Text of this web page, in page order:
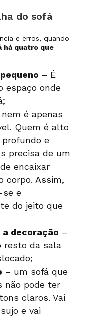
do sofá
e erros, quando
há quatro que
– É
espaço onde
é apenas
Quem é alto
e
precisa de um
encaixar
corpo. Assim,
e
do jeito que
a decoração –
resto da sala
– um sofá que
não pode ter
claros. Vai
e vai